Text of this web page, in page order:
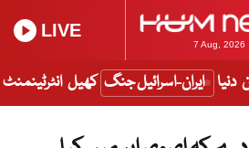
7 Aug, 2026
LIVE
دنیا ایران-اسرائیل جنگ کھیل انٹرٹینمنٹ